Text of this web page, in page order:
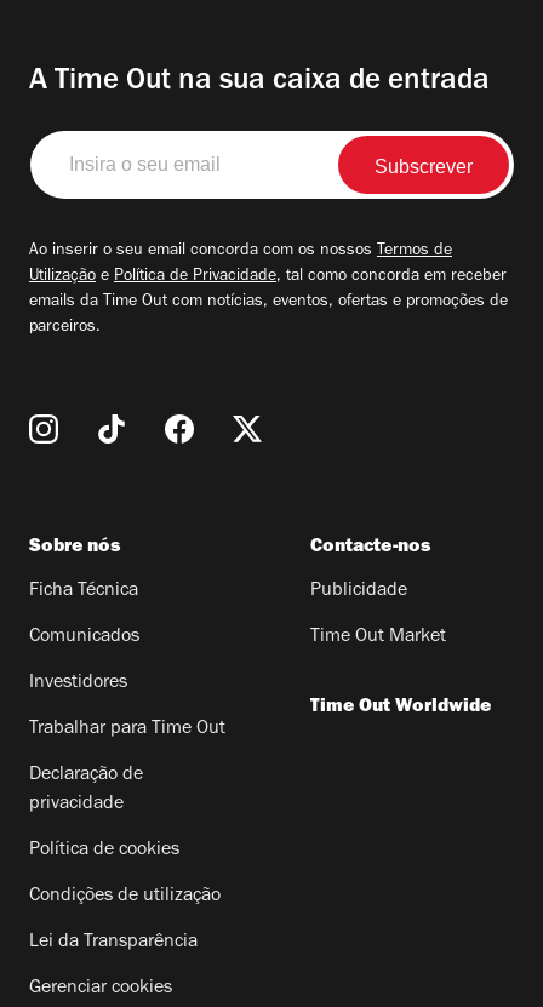
A Time Out na sua caixa de entrada
Insira
o
seu
Ao inserir o seu email concorda com os nossos Termos de
Utilização e Política de Privacidade, tal como concorda em receber
emails da Time Out com notícias, eventos, ofertas e promoções de
parceiros.
Sobre nós
Ficha Técnica
Comunicados
Investidores
Trabalhar para Time Out
Declaração de
privacidade
Política de cookies
Condições de utilização
Lei da Transparência
Gerenciar cookies
Contacte-nos
Publicidade
Time Out Market
Time Out Worldwide